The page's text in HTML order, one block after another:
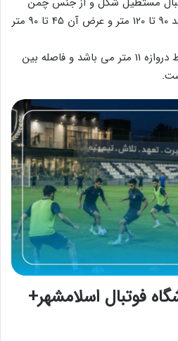
می باشد که طول آن باید 90 تا 120 متر و عرض آن 45 تا 90 متر
فاصله نقطه پنالتی تا خط دروازه 11 متر می باشد و فاصله بین
فوتبال اسلامشهر+